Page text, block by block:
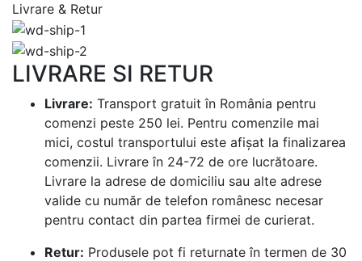
Livrare & Retur
LIVRARE SI RETUR
Livrare: Transport gratuit în România pentru
comenzi peste 250 lei. Pentru comenzile mai
mici, costul transportului este afișat la finalizarea
comenzii. Livrare în 24-72 de ore lucrătoare.
Livrare la adrese de domiciliu sau alte adrese
valide cu număr de telefon românesc necesar
pentru contact din partea firmei de curierat.
Retur: Produsele pot fi returnate în termen de 30